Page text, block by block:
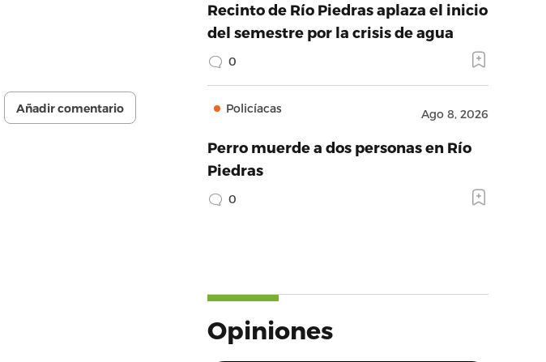
Añadir comentario
Recinto de Río Piedras aplaza el inicio
del semestre por la crisis de agua
0
Policíacas Ago 8, 2026
Perro muerde a dos personas en Río
Piedras
0
Opiniones